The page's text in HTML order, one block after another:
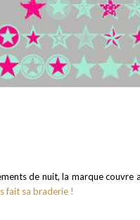
de nuit, la marque couvre
fait sa braderie !